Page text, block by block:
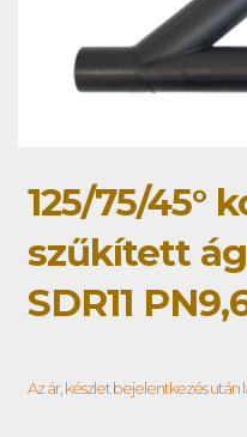
125/75/45°
szűkített
SDR11
Az ár, készlet bejelentkezés után